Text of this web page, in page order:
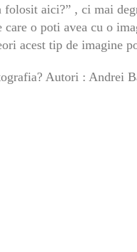
folosit aici?” , ci mai
care o poti avea cu o
acest tip de imagine
Autori : Andrei